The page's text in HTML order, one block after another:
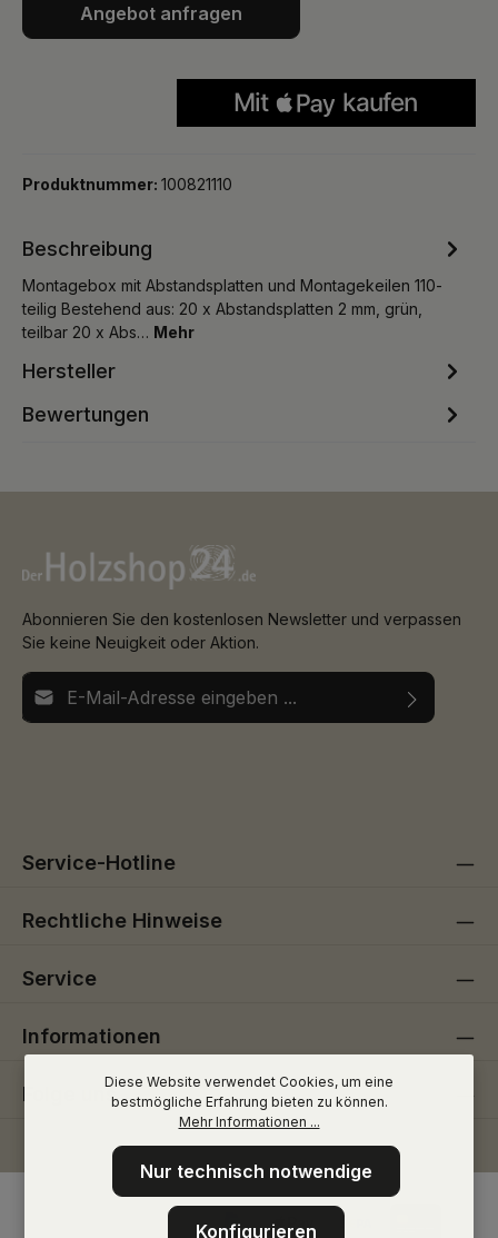
Angebot anfragen
Produktnummer: 100821110
Beschreibung
Montagebox mit Abstandsplatten und Montagekeilen 110-
teilig Bestehend aus: 20 x Abstandsplatten 2 mm, grün,
teilbar 20 x Abs… Mehr
Hersteller
Bewertungen
Abonnieren Sie den kostenlosen Newsletter und verpassen
Sie keine Neuigkeit oder Aktion.
E-Mail-Adresse*
Service-Hotline
Rechtliche Hinweise
Service
Informationen
Folge uns
Diese Website verwendet Cookies, um eine
bestmögliche Erfahrung bieten zu können.
Mehr Informationen ...
Nur technisch notwendige
Konfigurieren